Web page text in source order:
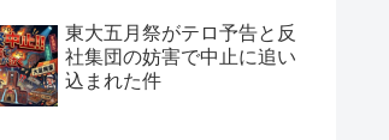
東大五月祭がテロ予告と反
社集団の妨害で中止に追い
込まれた件